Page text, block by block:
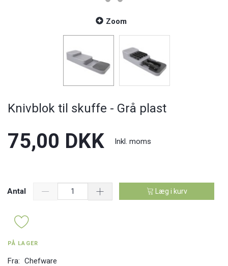
Zoom
Knivblok til skuffe - Grå plast
75,00 DKK Inkl. moms
Antal Læg i kurv
PÅ LAGER
Fra: Chefware